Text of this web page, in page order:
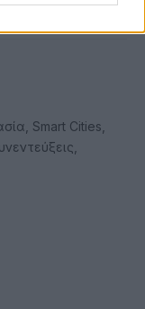
Smart Cities,